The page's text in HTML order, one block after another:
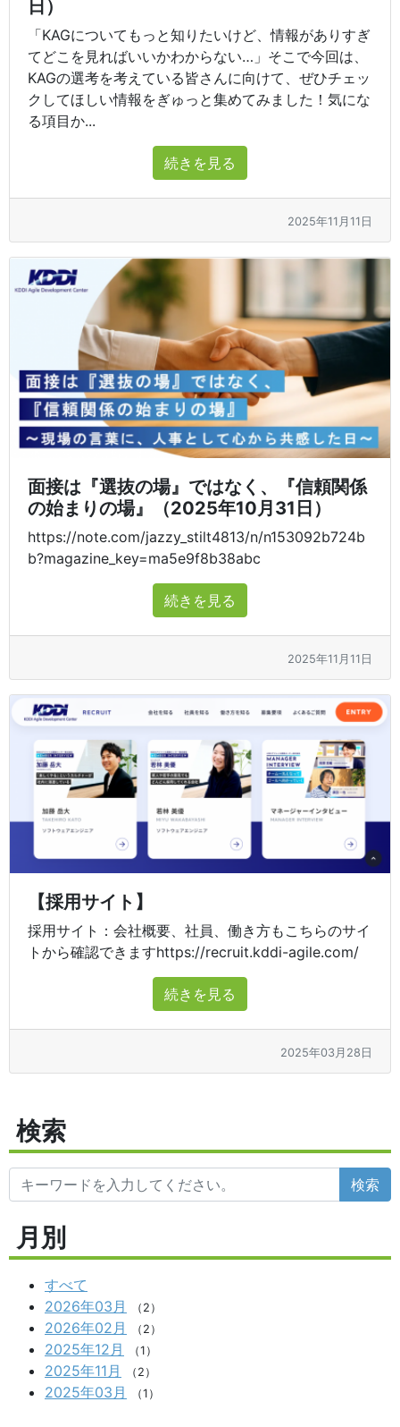
日）
「KAGについてもっと知りたいけど、情報がありすぎ
てどこを見ればいいかわからない…」そこで今回は、
KAGの選考を考えている皆さんに向けて、ぜひチェッ
クしてほしい情報をぎゅっと集めてみました！気にな
る項目か...
続きを見る
2025年11月11日
面接は『選抜の場』ではなく、『信頼関係
の始まりの場』（2025年10月31日）
https://note.com/jazzy_stilt4813/n/n153092b724b
b?magazine_key=ma5e9f8b38abc
続きを見る
2025年11月11日
【採用サイト】
採用サイト：会社概要、社員、働き方もこちらのサイ
トから確認できますhttps://recruit.kddi-agile.com/
続きを見る
2025年03月28日
検索
検索
月別
すべて
2026年03月
（2）
2026年02月 （2）
2025年12月 （1）
2025年11月 （2）
2025年03月 （1）